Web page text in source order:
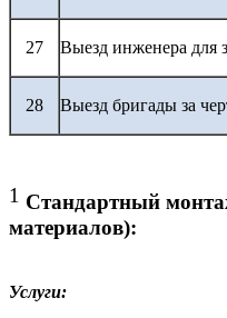
27 Выезд инженера для
28 Выезд бригады за
1 Стандартный
материалов):
Услуги: